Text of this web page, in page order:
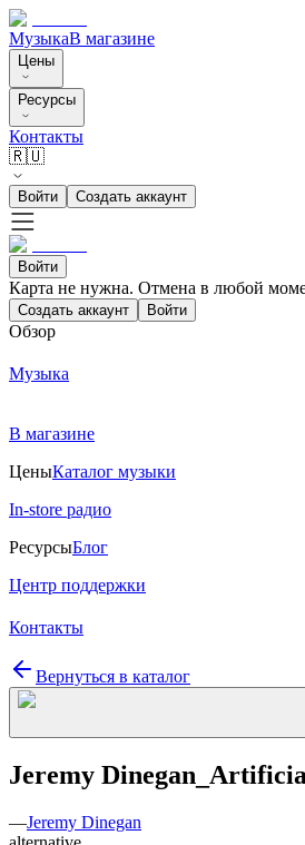
МузыкаВ магазине
Цены
Ресурсы
Контакты
🇷🇺
Войти Создать аккаунт
Войти
Карта не нужна. Отмена в любой
Создать аккаунт Войти
Обзор
Музыка
В магазине
ЦеныКаталог музыки
In-store радио
РесурсыБлог
Центр поддержки
Контакты
Вернуться в каталог
Jeremy
—Jeremy Dinegan